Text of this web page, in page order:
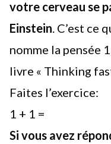
votre cerveau se
Einstein . C’est ce
nomme la pensée
livre « Thinking
Faites l’exercice:
1 + 1 =
Si vous avez